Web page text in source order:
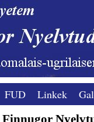
FUD Linkek
Finnugor